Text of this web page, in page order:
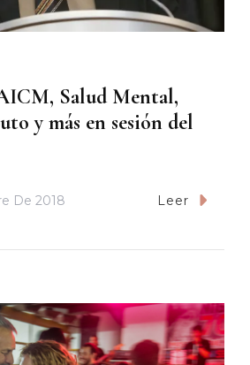
Salud Mental,
y más en sesión del
De 2018 Leer